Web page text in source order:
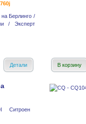
Берлинго /
/ Эксперт
Детали В корзину
Ситроен